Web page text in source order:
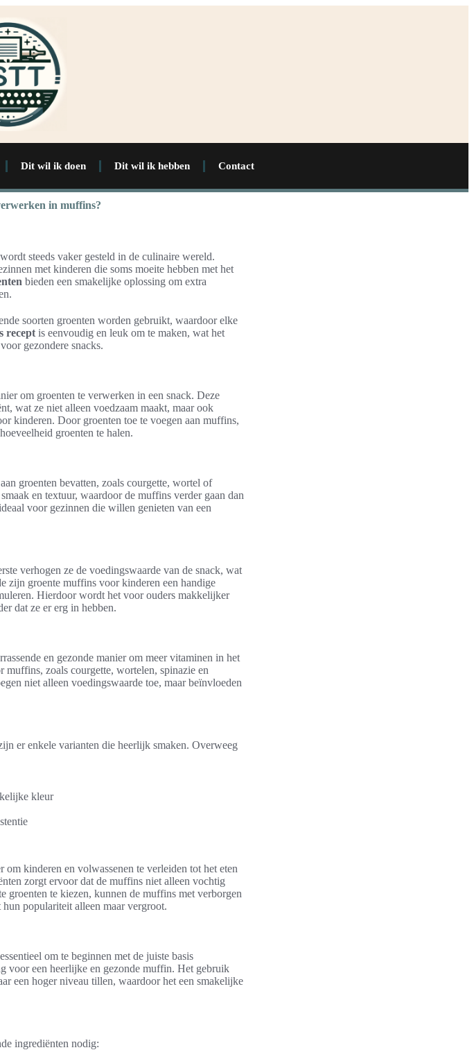
Dit wil ik doen Dit wil ik hebben Contact
in muffins?
steeds vaker gesteld in de culinaire wereld.
met kinderen die soms moeite hebben met het
bieden een smakelijke oplossing om extra
soorten groenten worden gebruikt, waardoor elke
recept is eenvoudig en leuk om te maken, wat het
gezondere snacks.
om groenten te verwerken in een snack. Deze
wat ze niet alleen voedzaam maakt, maar ook
kinderen. Door groenten toe te voegen aan muffins,
groenten te halen.
groenten bevatten, zoals courgette, wortel of
en textuur, waardoor de muffins verder gaan dan
voor gezinnen die willen genieten van een
verhogen ze de voedingswaarde van de snack, wat
zijn groente muffins voor kinderen een handige
Hierdoor wordt het voor ouders makkelijker
dat ze er erg in hebben.
en gezonde manier om meer vitaminen in het
muffins, zoals courgette, wortelen, spinazie en
niet alleen voedingswaarde toe, maar beïnvloeden
er enkele varianten die heerlijk smaken. Overweeg
kleur
kinderen en volwassenen te verleiden tot het eten
zorgt ervoor dat de muffins niet alleen vochtig
te kiezen, kunnen de muffins met verborgen
populariteit alleen maar vergroot.
om te beginnen met de juiste basis
voor een heerlijke en gezonde muffin. Het gebruik
een hoger niveau tillen, waardoor het een smakelijke
ingrediënten nodig: